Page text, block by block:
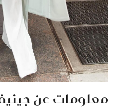
معلومات عن